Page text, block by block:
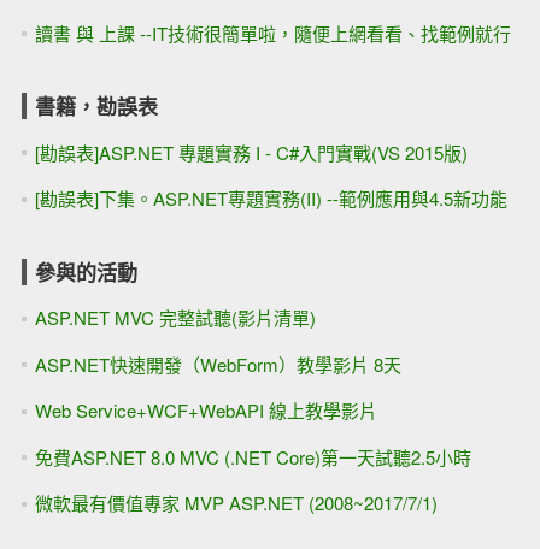
讀書 與 上課 --IT技術很簡單啦，隨便上網看看、找範例就行
書籍，勘誤表
[勘誤表]ASP.NET 專題實務 I - C#入門實戰(VS 2015版)
[勘誤表]下集。ASP.NET專題實務(II) --範例應用與4.5新功能
參與的活動
ASP.NET MVC 完整試聽(影片清單)
ASP.NET快速開發（WebForm）教學影片 8天
Web Service+WCF+WebAPI 線上教學影片
免費ASP.NET 8.0 MVC (.NET Core)第一天試聽2.5小時
微軟最有價值專家 MVP ASP.NET (2008~2017/7/1)